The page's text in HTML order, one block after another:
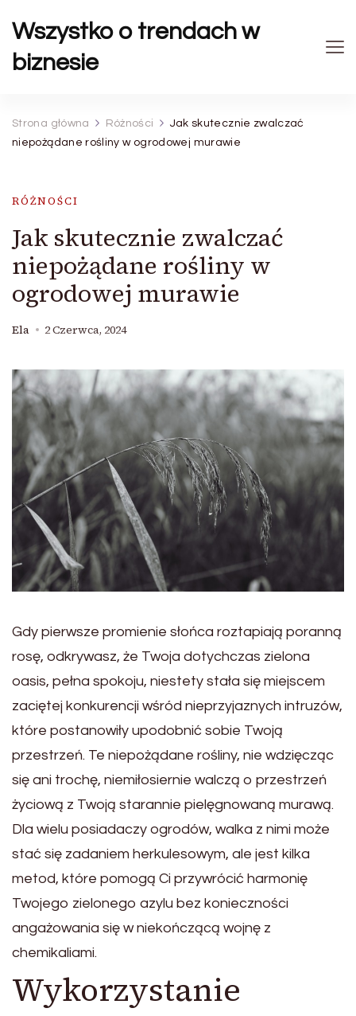
Wszystko o trendach w
biznesie
Strona główna Różności
Jak skutecznie zwalczać
niepożądane rośliny w ogrodowej murawie
RÓŻNOŚCI
Jak skutecznie zwalczać
niepożądane rośliny w
ogrodowej murawie
Ela 2 Czerwca, 2024
Gdy pierwsze promienie słońca roztapiają poranną
rosę, odkrywasz, że Twoja dotychczas zielona
oasis, pełna spokoju, niestety stała się miejscem
zaciętej konkurencji wśród nieprzyjaznych intruzów,
które postanowiły upodobnić sobie Twoją
przestrzeń. Te niepożądane rośliny, nie wdzięcząc
się ani trochę, niemiłosiernie walczą o przestrzeń
życiową z Twoją starannie pielęgnowaną murawą.
Dla wielu posiadaczy ogrodów, walka z nimi może
stać się zadaniem herkulesowym, ale jest kilka
metod, które pomogą Ci przywrócić harmonię
Twojego zielonego azylu bez konieczności
angażowania się w niekończącą wojnę z
chemikaliami.
Wykorzystanie